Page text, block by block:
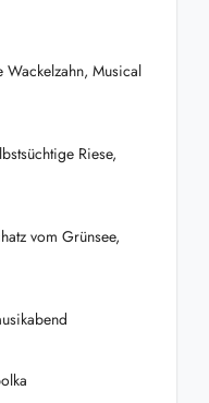
Musical
Riese,
vom Grünsee,